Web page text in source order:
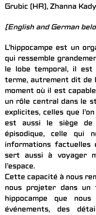
Grubic (HR), Zhanna
[English and German
L’hippocampe est un
qui ressemble
le lobe temporal, il est
terme, autrement dit de
moment où il est
un rôle central dans le
explicites, celles que
est aussi le siège de
épisodique, celle qui
informations factuelles
sert aussi à voyager
l’espace.
Cette capacité à nous
nous projeter dans un
hippocampe que
événements, des